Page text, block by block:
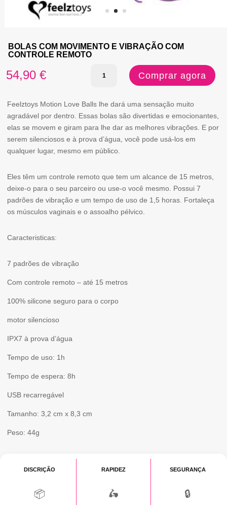
BOLAS COM MOVIMENTO E VIBRAÇÃO COM
CONTROLE REMOTO
54,90 €
Quantidade
BOLAS
COM
MOVIMENTO
E
CONTROLE
REMOTO
Comprar agora
Feelztoys Motion Love Balls lhe dará uma sensação muito
agradável por dentro. Essas bolas são divertidas e emocionantes,
elas se movem e giram para lhe dar as melhores vibrações. E por
serem silenciosos e à prova d’água, você pode usá-los em
qualquer lugar, mesmo em público.
Eles têm um controle remoto que tem um alcance de 15 metros,
deixe-o para o seu parceiro ou use-o você mesmo. Possui 7
padrões de vibração e um tempo de uso de 1,5 horas. Fortaleça
os músculos vaginais e o assoalho pélvico.
Caracteristicas:
7 padrões de vibração
Com controle remoto – até 15 metros
100% silicone seguro para o corpo
motor silencioso
IPX7 à prova d’água
Tempo de uso: 1h
Tempo de espera: 8h
USB recarregável
Tamanho: 3,2 cm x 8,3 cm
Peso: 44g
DISCRIÇÃO
📦
RAPIDEZ
🛵
SEGURANÇA
🔒